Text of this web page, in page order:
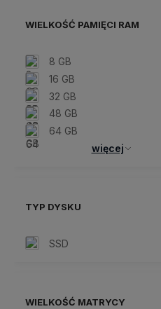
WIELKOŚĆ PAMIĘCI RAM
8 GB
16 GB
32 GB
48 GB
64 GB
więcej
TYP DYSKU
SSD
WIELKOŚĆ MATRYCY